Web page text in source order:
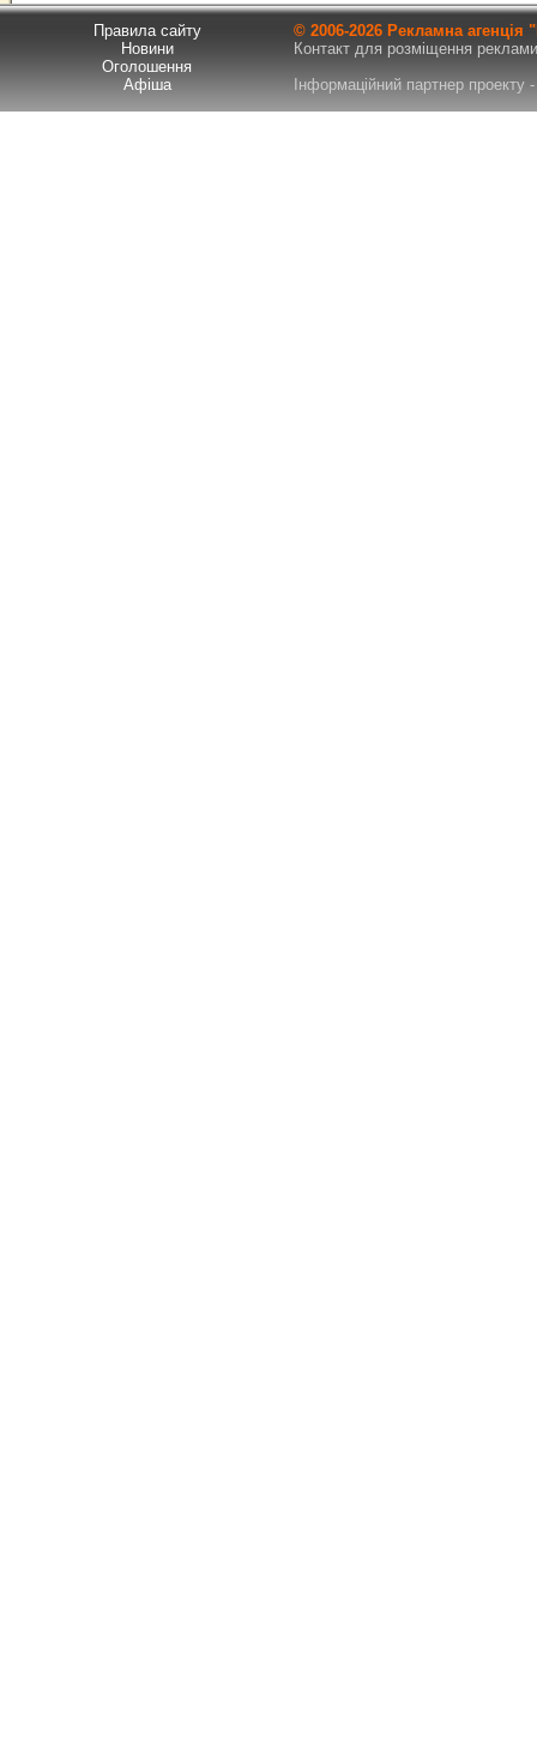
Правила сайту
Новини
Оголошення
Афіша
© 2006-2026 Рекламна
Контакт для розміщення
Інформаційний партнер проекту